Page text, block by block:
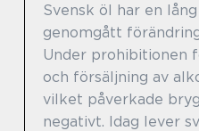
Svensk öl har en
genomgått
Under prohibitionen
och försäljning av
vilket påverkade
negativt. Idag lever